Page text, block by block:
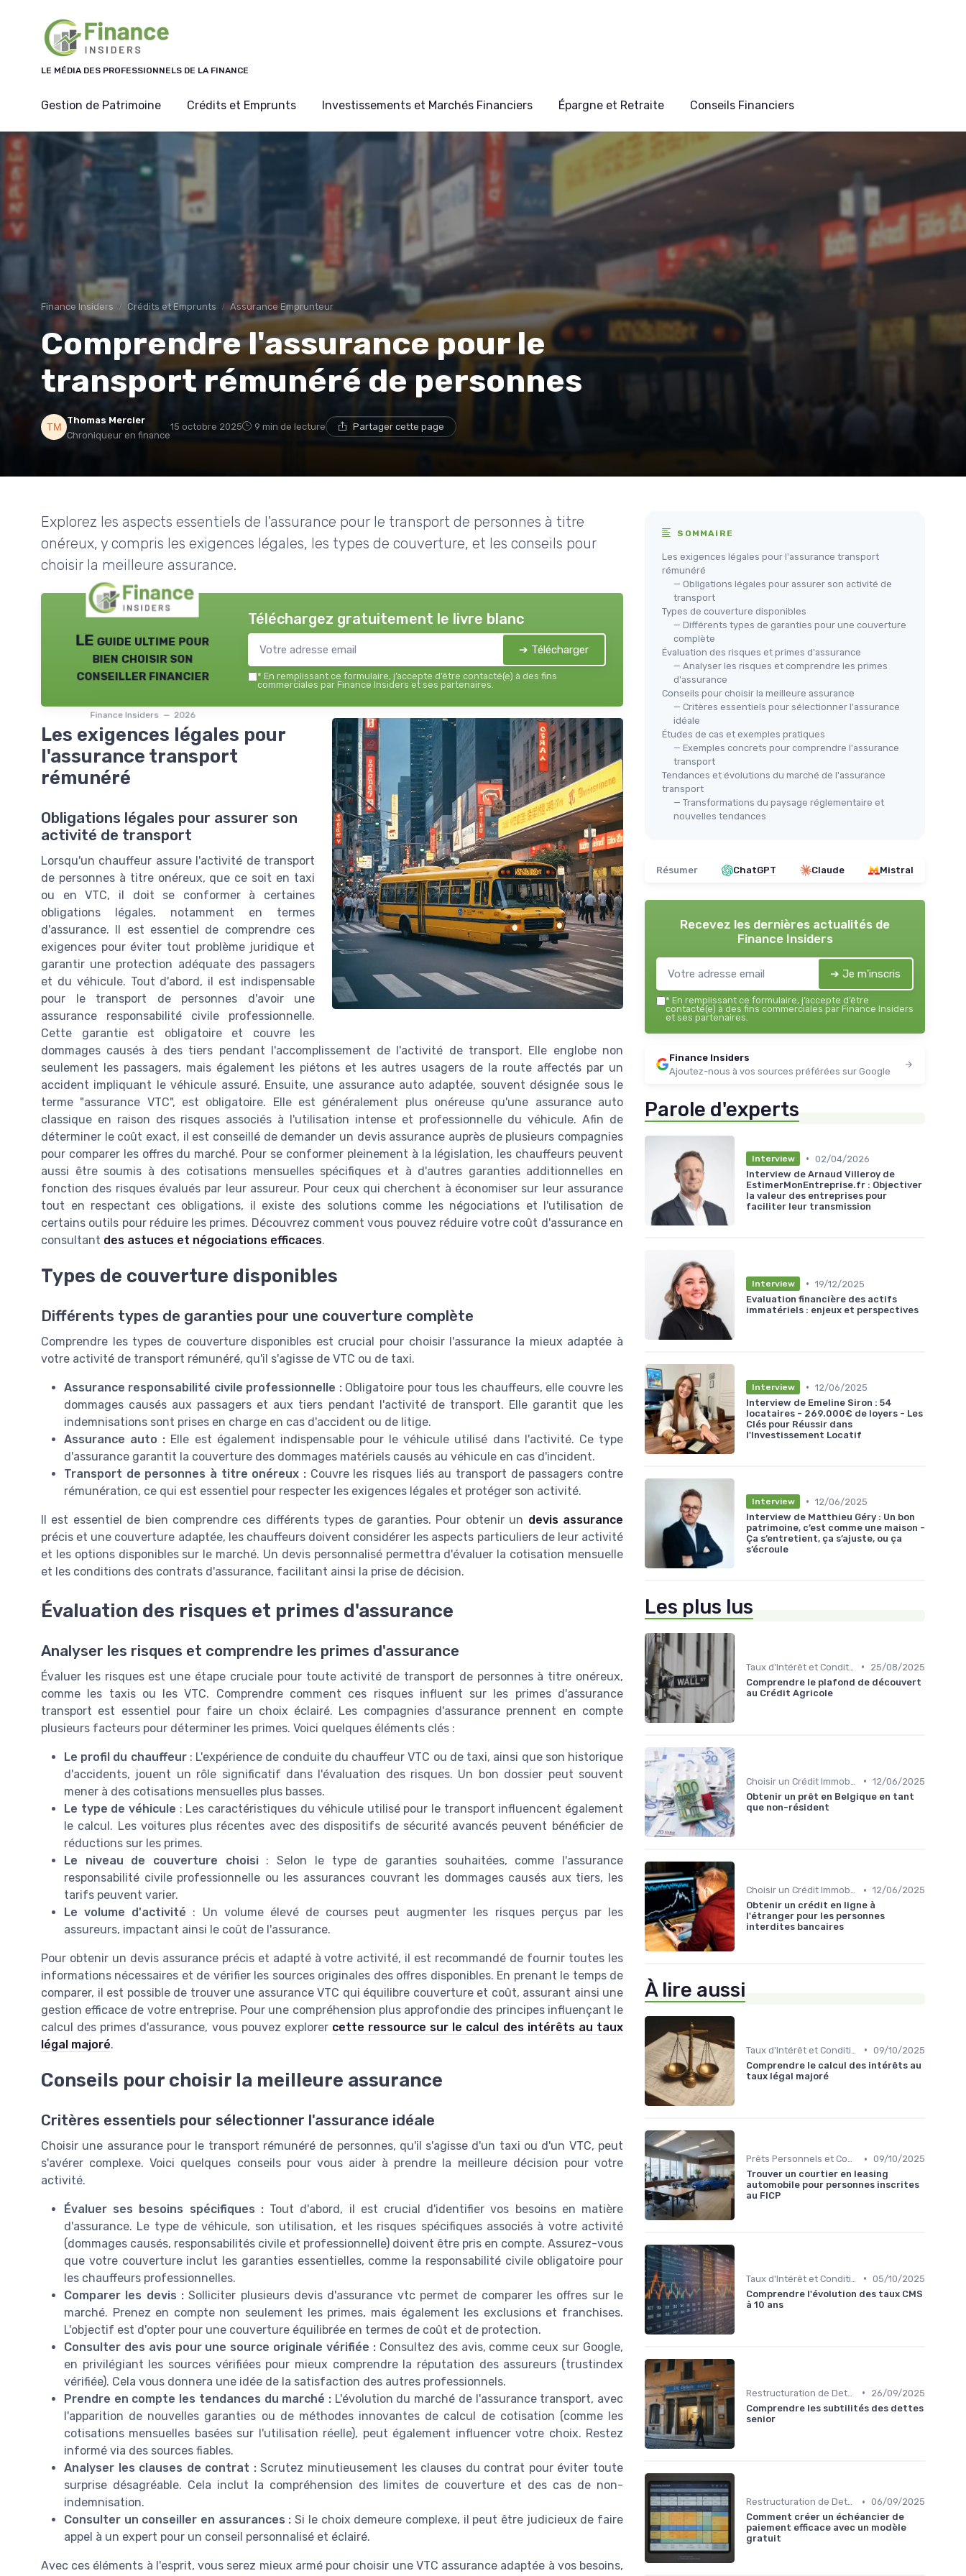
LE MÉDIA DES PROFESSIONNELS DE LA FINANCE
Gestion de Patrimoine Crédits et Emprunts Investissements et Marchés Financiers Épargne et Retraite Conseils Financiers
Finance Insiders Crédits et Emprunts Assurance Emprunteur
Comprendre l'assurance pour le
transport rémunéré de personnes
Thomas Mercier
Chroniqueur en finance
15 octobre 2025 9 min de lecture Partager cette page
Explorez les aspects essentiels de l'assurance pour le transport de personnes à titre
onéreux, y compris les exigences légales, les types de couverture, et les conseils pour
choisir la meilleure assurance.
LE guide ultime pour
bien choisir son
conseiller financier
Finance Insiders — 2026
Téléchargez gratuitement le livre blanc
➔ Télécharger
* En remplissant ce formulaire, j’accepte d’être contacté(e) à des fins
commerciales par Finance Insiders et ses partenaires.
Les exigences légales pour
l'assurance transport
rémunéré
Obligations légales pour assurer son
activité de transport
Lorsqu'un chauffeur assure l'activité de transport
de personnes à titre onéreux, que ce soit en taxi
ou en VTC, il doit se conformer à certaines
obligations légales, notamment en termes
d'assurance. Il est essentiel de comprendre ces
exigences pour éviter tout problème juridique et
garantir une protection adéquate des passagers
et du véhicule. Tout d'abord, il est indispensable
pour le transport de personnes d'avoir une
assurance responsabilité civile professionnelle.
Cette garantie est obligatoire et couvre les
dommages causés à des tiers pendant l'accomplissement de l'activité de transport. Elle englobe non
seulement les passagers, mais également les piétons et les autres usagers de la route affectés par un
accident impliquant le véhicule assuré. Ensuite, une assurance auto adaptée, souvent désignée sous le
terme "assurance VTC", est obligatoire. Elle est généralement plus onéreuse qu'une assurance auto
classique en raison des risques associés à l'utilisation intense et professionnelle du véhicule. Afin de
déterminer le coût exact, il est conseillé de demander un devis assurance auprès de plusieurs compagnies
pour comparer les offres du marché. Pour se conformer pleinement à la législation, les chauffeurs peuvent
aussi être soumis à des cotisations mensuelles spécifiques et à d'autres garanties additionnelles en
fonction des risques évalués par leur assureur. Pour ceux qui cherchent à économiser sur leur assurance
tout en respectant ces obligations, il existe des solutions comme les négociations et l'utilisation de
certains outils pour réduire les primes. Découvrez comment vous pouvez réduire votre coût d'assurance en
consultant des astuces et négociations efficaces.
Types de couverture disponibles
Différents types de garanties pour une couverture complète
Comprendre les types de couverture disponibles est crucial pour choisir l'assurance la mieux adaptée à
votre activité de transport rémunéré, qu'il s'agisse de VTC ou de taxi.
Assurance responsabilité civile professionnelle :Obligatoire pour tous les chauffeurs, elle couvre les
dommages causés aux passagers et aux tiers pendant l'activité de transport. Elle garantit que les
indemnisations sont prises en charge en cas d'accident ou de litige.
Assurance auto : Elle est également indispensable pour le véhicule utilisé dans l'activité. Ce type
d'assurance garantit la couverture des dommages matériels causés au véhicule en cas d'incident.
Transport de personnes à titre onéreux : Couvre les risques liés au transport de passagers contre
rémunération, ce qui est essentiel pour respecter les exigences légales et protéger son activité.
Il est essentiel de bien comprendre ces différents types de garanties. Pour obtenir un devis assurance
précis et une couverture adaptée, les chauffeurs doivent considérer les aspects particuliers de leur activité
et les options disponibles sur le marché. Un devis personnalisé permettra d'évaluer la cotisation mensuelle
et les conditions des contrats d'assurance, facilitant ainsi la prise de décision.
Évaluation des risques et primes d'assurance
Analyser les risques et comprendre les primes d'assurance
Évaluer les risques est une étape cruciale pour toute activité de transport de personnes à titre onéreux,
comme les taxis ou les VTC. Comprendre comment ces risques influent sur les primes d'assurance
transport est essentiel pour faire un choix éclairé. Les compagnies d'assurance prennent en compte
plusieurs facteurs pour déterminer les primes. Voici quelques éléments clés :
Le profil du chauffeur: L'expérience de conduite du chauffeur VTC ou de taxi, ainsi que son historique
d'accidents, jouent un rôle significatif dans l'évaluation des risques. Un bon dossier peut souvent
mener à des cotisations mensuelles plus basses.
Le type de véhicule : Les caractéristiques du véhicule utilisé pour le transport influencent également
le calcul. Les voitures plus récentes avec des dispositifs de sécurité avancés peuvent bénéficier de
réductions sur les primes.
Le niveau de couverture choisi: Selon le type de garanties souhaitées, comme l'assurance
responsabilité civile professionnelle ou les assurances couvrant les dommages causés aux tiers, les
tarifs peuvent varier.
Le volume d'activité : Un volume élevé de courses peut augmenter les risques perçus par les
assureurs, impactant ainsi le coût de l'assurance.
Pour obtenir un devis assurance précis et adapté à votre activité, il est recommandé de fournir toutes les
informations nécessaires et de vérifier les sources originales des offres disponibles. En prenant le temps de
comparer, il est possible de trouver une assurance VTC qui équilibre couverture et coût, assurant ainsi une
gestion efficace de votre entreprise. Pour une compréhension plus approfondie des principes influençant le
calcul des primes d'assurance, vous pouvez explorer cette ressource sur le calcul des intérêts au taux
légal majoré.
Conseils pour choisir la meilleure assurance
Critères essentiels pour sélectionner l'assurance idéale
Choisir une assurance pour le transport rémunéré de personnes, qu'il s'agisse d'un taxi ou d'un VTC, peut
s'avérer complexe. Voici quelques conseils pour vous aider à prendre la meilleure décision pour votre
activité.
Évaluer ses besoins spécifiques :Tout d'abord, il est crucial d'identifier vos besoins en matière
d'assurance. Le type de véhicule, son utilisation, et les risques spécifiques associés à votre activité
(dommages causés, responsabilités civile et professionnelle) doivent être pris en compte. Assurez-vous
que votre couverture inclut les garanties essentielles, comme la responsabilité civile obligatoire pour
les chauffeurs professionnelles.
Comparer les devis : Solliciter plusieurs devis d'assurance vtc permet de comparer les offres sur le
marché. Prenez en compte non seulement les primes, mais également les exclusions et franchises.
L'objectif est d'opter pour une couverture équilibrée en termes de coût et de protection.
Consulter des avis pour une source originale vérifiée :Consultez des avis, comme ceux sur Google,
en privilégiant les sources vérifiées pour mieux comprendre la réputation des assureurs (trustindex
vérifiée). Cela vous donnera une idée de la satisfaction des autres professionnels.
Prendre en compte les tendances du marché : L'évolution du marché de l'assurance transport, avec
l'apparition de nouvelles garanties ou de méthodes innovantes de calcul de cotisation (comme les
cotisations mensuelles basées sur l'utilisation réelle), peut également influencer votre choix. Restez
informé via des sources fiables.
Analyser les clauses de contrat :Scrutez minutieusement les clauses du contrat pour éviter toute
surprise désagréable. Cela inclut la compréhension des limites de couverture et des cas de non-
indemnisation.
Consulter un conseiller en assurances : Si le choix demeure complexe, il peut être judicieux de faire
appel à un expert pour un conseil personnalisé et éclairé.
Avec ces éléments à l'esprit, vous serez mieux armé pour choisir une VTC assurance adaptée à vos besoins,
SOMMAIRE
Les exigences légales pour l'assurance transport
rémunéré
— Obligations légales pour assurer son activité de
transport
Types de couverture disponibles
— Différents types de garanties pour une couverture
complète
Évaluation des risques et primes d'assurance
— Analyser les risques et comprendre les primes
d'assurance
Conseils pour choisir la meilleure assurance
— Critères essentiels pour sélectionner l'assurance
idéale
Études de cas et exemples pratiques
— Exemples concrets pour comprendre l'assurance
transport
Tendances et évolutions du marché de l'assurance
transport
— Transformations du paysage réglementaire et
nouvelles tendances
Résumer ChatGPT Claude Mistral
Recevez les dernières actualités de
Finance Insiders
➔ Je m'inscris
* En remplissant ce formulaire, j’accepte d’être
contacté(e) à des fins commerciales par Finance Insiders
et ses partenaires.
Finance Insiders
Ajoutez-nous à vos sources préférées sur Google
Parole d'experts
Interview • 02/04/2026
Interview de Arnaud Villeroy de
EstimerMonEntreprise.fr : Objectiver
la valeur des entreprises pour
faciliter leur transmission
Interview • 19/12/2025
Evaluation financière des actifs
immatériels : enjeux et perspectives
Interview • 12/06/2025
Interview de Emeline Siron : 54
locataires - 269.000€ de loyers - Les
Clés pour Réussir dans
l'Investissement Locatif
Interview • 12/06/2025
Interview de Matthieu Géry : Un bon
patrimoine, c’est comme une maison -
Ça s’entretient, ça s’ajuste, ou ça
s’écroule
Les plus lus
•
25/08/2025
Comprendre le plafond de découvert
au Crédit Agricole
• 12/06/2025
Obtenir un prêt en Belgique en tant
que non-résident
Choisir un Crédit Immobilier • 12/06/2025
Obtenir un crédit en ligne à
l'étranger pour les personnes
interdites bancaires
À lire aussi
• 09/10/2025
Comprendre le calcul des intérêts au
taux légal majoré
Prêts Personnels et Consommation • 09/10/2025
Trouver un courtier en leasing
automobile pour personnes inscrites
au FICP
• 05/10/2025
Comprendre l'évolution des taux CMS
à 10 ans
•
26/09/2025
Comprendre les subtilités des dettes
senior
Restructuration de Dettes • 06/09/2025
Comment créer un échéancier de
paiement efficace avec un modèle
gratuit